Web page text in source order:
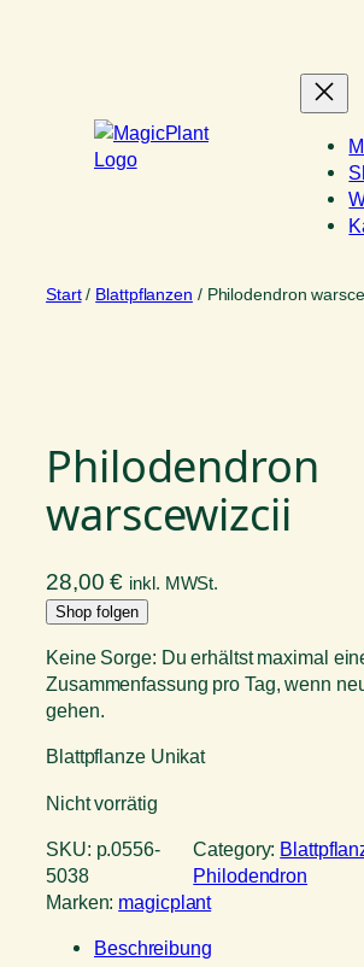
Start/ Blattpflanzen / Philodendron
Philodendron
warscewizcii
28,00€ inkl. MWSt.
Shop folgen
Keine Sorge: Du erhältst maximal
Zusammenfassung pro Tag, wenn
gehen.
Blattpflanze Unikat
Nicht vorrätig
SKU: p.0556-
5038
Category:
Philodendron
Marken: magicplant
Beschreibung